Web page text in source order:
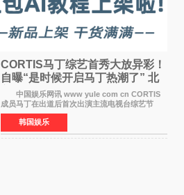
CORTIS马丁综艺首秀大放异彩！
自曝“是时候开启马丁热潮了” 北
美巡演火热进行中
中国娱乐网讯 www yule com cn CORTIS
成员马丁在出道后首次出演主流电视台综艺节
目，展现了多才多艺的魅力。 马丁出演了5日
播出的MBC《Radio Star》Fashion与Passion
之间，I&lsquo;m
韩国娱乐